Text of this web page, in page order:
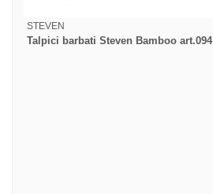
STEVEN
Talpici barbati Steven Bamboo art.094